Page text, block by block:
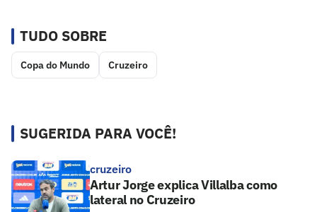
TUDO SOBRE
Copa do Mundo Cruzeiro
SUGERIDA PARA VOCÊ!
cruzeiro
Artur Jorge explica Villalba como
lateral no Cruzeiro